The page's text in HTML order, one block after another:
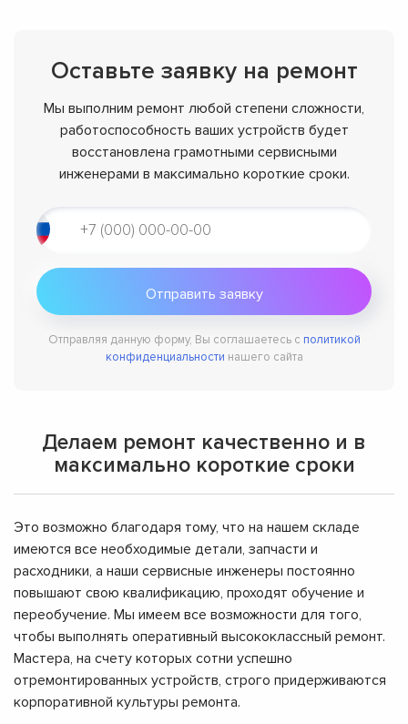
Оставьте заявку на ремонт
Мы выполним ремонт любой степени сложности,
работоспособность ваших устройств будет
восстановлена грамотными сервисными
инженерами в максимально короткие сроки.
Отправляя данную форму, Вы соглашаетесь с политикой
конфиденциальности нашего сайта
Делаем ремонт качественно и в
максимально короткие сроки
Это возможно благодаря тому, что на нашем складе
имеются все необходимые детали, запчасти и
расходники, а наши сервисные инженеры постоянно
повышают свою квалификацию, проходят обучение и
переобучение. Мы имеем все возможности для того,
чтобы выполнять оперативный высококлассный ремонт.
Мастера, на счету которых сотни успешно
отремонтированных устройств, строго придерживаются
корпоративной культуры ремонта.